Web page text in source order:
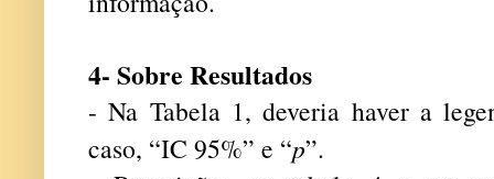
4- Sobre Resultados
- Na Tabela 1, deveria haver a
caso, “IC 95%” e “p”.